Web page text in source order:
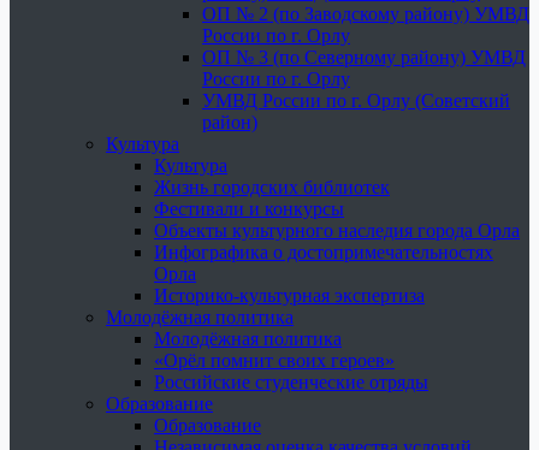
ОП № 2 (по Заводскому району) УМВД
России по г. Орлу
ОП № 3 (по Северному району) УМВД
России по г. Орлу
УМВД России по г. Орлу (Советский
район)
Культура
Культура
Жизнь городских библиотек
Фестивали и конкурсы
Объекты культурного наследия города Орла
Инфографика о достопримечательностях
Орла
Историко-культурная экспертиза
Молодёжная политика
Молодёжная политика
«Орёл помнит своих героев»
Российские студенческие отряды
Образование
Образование